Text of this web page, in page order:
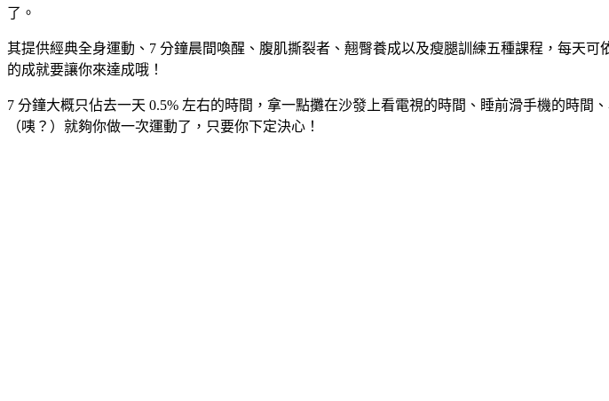
了。
其提供經典全身運動、7 分鐘晨間喚醒、腹肌撕裂者、翹臀養成以及瘦腿訓練五種課程，每天
的成就要讓你來達成哦！
7 分鐘大概只佔去一天 0.5% 左右的時間，拿一點攤在沙發上看電視的時間、睡前滑手機的時
（咦？）就夠你做一次運動了，只要你下定決心！